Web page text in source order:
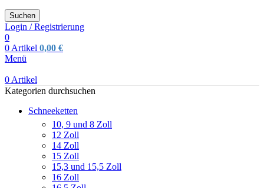
Suchen
Login / Registrierung
0
0 Artikel 0,00 €
Menü
0 Artikel
Kategorien durchsuchen
Schneeketten
10, 9 und 8 Zoll
12 Zoll
14 Zoll
15 Zoll
15,3 und 15,5 Zoll
16 Zoll